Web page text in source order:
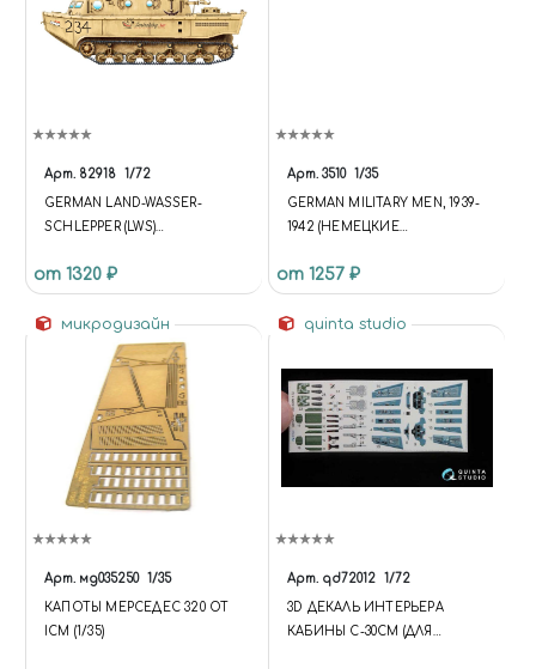
Арт. 82918 1/72
GERMAN LAND-WASSER-
SCHLEPPER (LWS)
PRODUCTION
от 1320 ₽
Арт. 3510 1/35
GERMAN MILITARY MEN, 1939-
1942 (НЕМЕЦКИЕ
1942)
от 1257 ₽
микродизайн
Арт. мд035250 1/35
КАПОТЫ МЕРСЕДЕС 320 ОТ
ICM (1/35)
quinta studio
Арт. qd72012 1/72
3D ДЕКАЛЬ ИНТЕРЬЕРА
КАБИНЫ С-30СМ (ДЛЯ